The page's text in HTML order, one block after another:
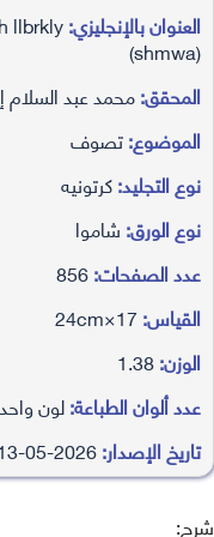
العنوان بالإنجليزي:llbrkly
(shmwa)
المحقق:محمد عبد السلام
الموضوع:تصوف
نوع التجليد:كرتونيه
نوع الورق:شاموا
عدد الصفحات:856
القياس:17×24cm
الوزن:1.38
عدد ألوان الطباعة:لون واحد
تاريخ الإصدار:2026-05-13
شرح: